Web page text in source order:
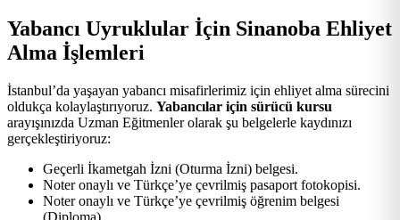
Yabancı Uyruklular İçin Sinanoba Ehliyet
Alma İşlemleri
İstanbul’da yaşayan yabancı misafirlerimiz için ehliyet alma sürecini
oldukça kolaylaştırıyoruz. Yabancılar için sürücü kursu
arayışınızda Uzman Eğitmenler olarak şu belgelerle kaydınızı
gerçekleştiriyoruz:
Geçerli İkametgah İzni (Oturma İzni) belgesi.
Noter onaylı ve Türkçe’ye çevrilmiş pasaport fotokopisi.
Noter onaylı ve Türkçe’ye çevrilmiş öğrenim belgesi
(Diploma).